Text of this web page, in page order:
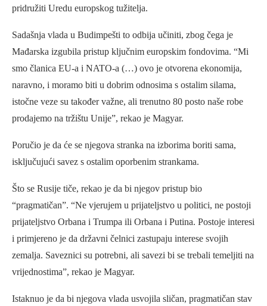
pridružiti Uredu europskog tužitelja.
Sadašnja vlada u Budimpešti to odbija učiniti, zbog čega je
Mađarska izgubila pristup ključnim europskim fondovima. “Mi
smo članica EU-a i NATO-a (…) ovo je otvorena ekonomija,
naravno, i moramo biti u dobrim odnosima s ostalim silama,
istočne veze su također važne, ali trenutno 80 posto naše robe
prodajemo na tržištu Unije”, rekao je Magyar.
Poručio je da će se njegova stranka na izborima boriti sama,
isključujući savez s ostalim oporbenim strankama.
Što se Rusije tiče, rekao je da bi njegov pristup bio
“pragmatičan”. “Ne vjerujem u prijateljstvo u politici, ne postoji
prijateljstvo Orbana i Trumpa ili Orbana i Putina. Postoje interesi
i primjereno je da državni čelnici zastupaju interese svojih
zemalja. Saveznici su potrebni, ali savezi bi se trebali temeljiti na
vrijednostima”, rekao je Magyar.
Istaknuo je da bi njegova vlada usvojila sličan, pragmatičan stav